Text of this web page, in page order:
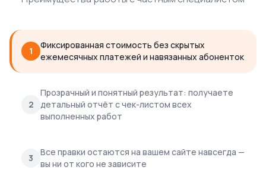
1
Фиксированная стоимость без скрытых
ежемесячных платежей и навязанных абоненток
2
Прозрачный и понятный результат: получаете
детальный отчёт с чек-листом всех
выполненных работ
3
Все правки остаются на вашем сайте навсегда —
вы ни от кого не зависите